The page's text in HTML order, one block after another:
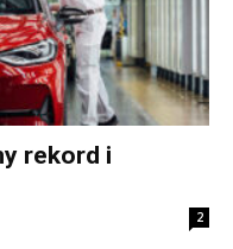
rekord i
2